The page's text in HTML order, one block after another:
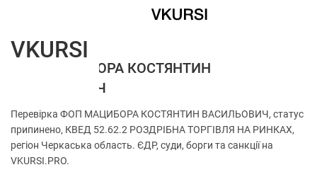
ФОП МАЦИБОРА КОСТЯНТИН
ВАСИЛЬОВИЧ
Перевірка ФОП МАЦИБОРА КОСТЯНТИН ВАСИЛЬОВИЧ, статус
припинено, КВЕД 52.62.2 РОЗДРІБНА ТОРГІВЛЯ НА РИНКАХ,
регіон Черкаська область. ЄДР, суди, борги та санкції на
VKURSI.PRO.
VKURSI